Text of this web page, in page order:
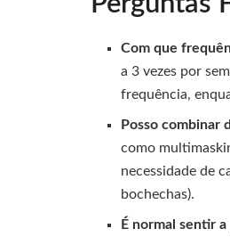
Com que
a 3 vezes por
frequência,
Posso combinar
como
necessidade de
bochechas).
É normal sentir